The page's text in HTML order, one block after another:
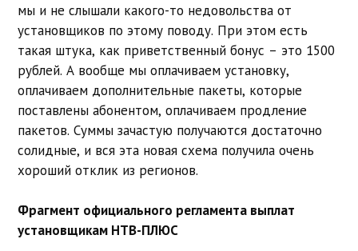
мы и не слышали какого-то недовольства от
установщиков по этому поводу. При этом есть
такая штука, как приветственный бонус – это 1500
рублей. А вообще мы оплачиваем установку,
оплачиваем дополнительные пакеты, которые
поставлены абонентом, оплачиваем продление
пакетов. Суммы зачастую получаются достаточно
солидные, и вся эта новая схема получила очень
хороший отклик из регионов.
Фрагмент официального регламента выплат
установщикам НТВ-ПЛЮС